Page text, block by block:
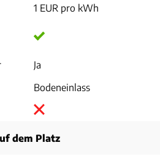
1 EUR pro kWh
Ja
Bodeneinlass
dem Platz